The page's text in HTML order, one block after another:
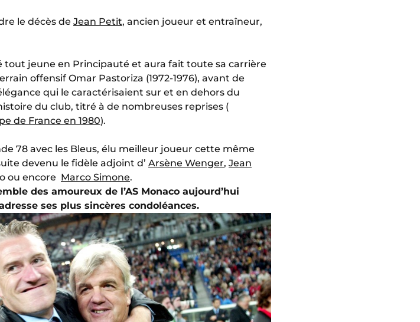
le décès de Jean Petit, ancien joueur et entraîneur,
tout jeune en Principauté et aura fait toute sa carrière
offensif Omar Pastoriza (1972-1976), avant de
qui le caractérisaient sur et en dehors du
du club, titré à de nombreuses reprises (
de France en 1980).
78 avec les Bleus, élu meilleur joueur cette même
devenu le fidèle adjoint d’ Arsène Wenger, Jean
ou encore Marco Simone.
des amoureux de l’AS Monaco aujourd’hui
ses plus sincères condoléances.